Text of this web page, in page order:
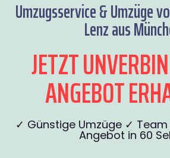
Umzugsservice & Umzüge
Lenz aus
JETZT
ANGEBOT
✓ Günstige Umzüge ✓
Angebot in 60